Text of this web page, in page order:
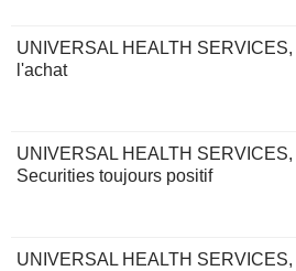
UNIVERSAL HEALTH
l'achat
UNIVERSAL HEALTH
Securities toujours positif
UNIVERSAL HEALTH